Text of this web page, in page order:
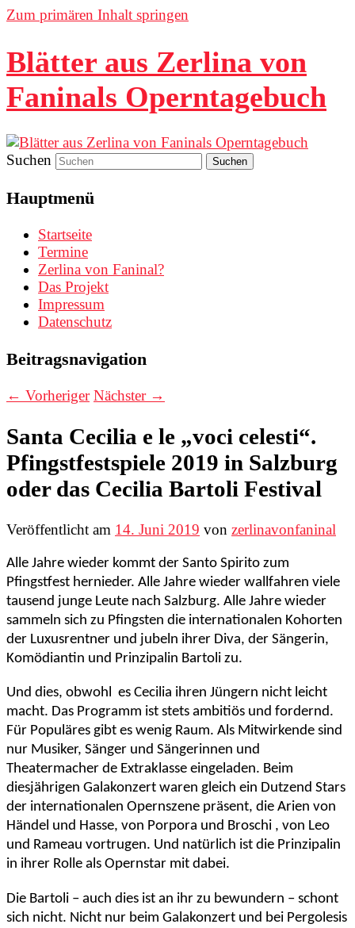
Zum primären Inhalt springen
Blätter aus Zerlina von
Faninals Operntagebuch
Suchen
Hauptmenü
Startseite
Termine
Zerlina von Faninal?
Das Projekt
Impressum
Datenschutz
Beitragsnavigation
← Vorheriger Nächster →
Santa Cecilia e le „voci celesti“.
Pfingstfestspiele 2019 in Salzburg
oder das Cecilia Bartoli Festival
Veröffentlicht am 14. Juni 2019 von zerlinavonfaninal
Alle Jahre wieder kommt der Santo Spirito zum
Pfingstfest hernieder. Alle Jahre wieder wallfahren viele
tausend junge Leute nach Salzburg. Alle Jahre wieder
sammeln sich zu Pfingsten die internationalen Kohorten
der Luxusrentner und jubeln ihrer Diva, der Sängerin,
Komödiantin und Prinzipalin Bartoli zu.
Und dies, obwohl es Cecilia ihren Jüngern nicht leicht
macht. Das Programm ist stets ambitiös und fordernd.
Für Populäres gibt es wenig Raum. Als Mitwirkende sind
nur Musiker, Sänger und Sängerinnen und
Theatermacher de Extraklasse eingeladen. Beim
diesjährigen Galakonzert waren gleich ein Dutzend Stars
der internationalen Opernszene präsent, die Arien von
Händel und Hasse, von Porpora und Broschi , von Leo
und Rameau vortrugen. Und natürlich ist die Prinzipalin
in ihrer Rolle als Opernstar mit dabei.
Die Bartoli – auch dies ist an ihr zu bewundern – schont
sich nicht. Nicht nur beim Galakonzert und bei Pergolesis